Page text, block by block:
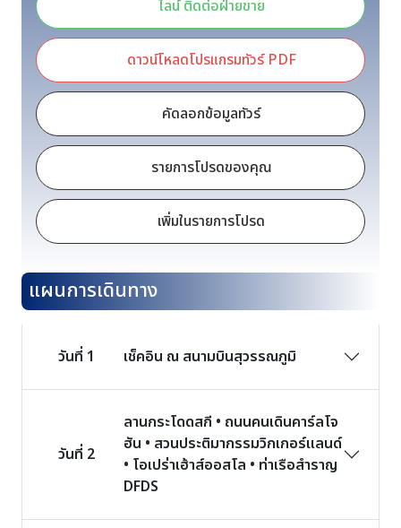
ไลน์ ติดต่อฝ่ายขาย
ดาวน์โหลดโปรแกรมทัวร์ PDF
คัดลอกข้อมูลทัวร์
รายการโปรดของคุณ
เพิ่มในรายการโปรด
แผนการเดินทาง
วันที่ 1 เช็คอิน ณ สนามบินสุวรรณภูมิ
วันที่ 2
ลานกระโดดสกี • ถนนคนเดินคาร์ลโจ
ฮัน • สวนประติมากรรมวิกเกอร์แลนด์
• โอเปร่าเฮ้าส์ออสโล • ท่าเรือสำราญ
DFDS